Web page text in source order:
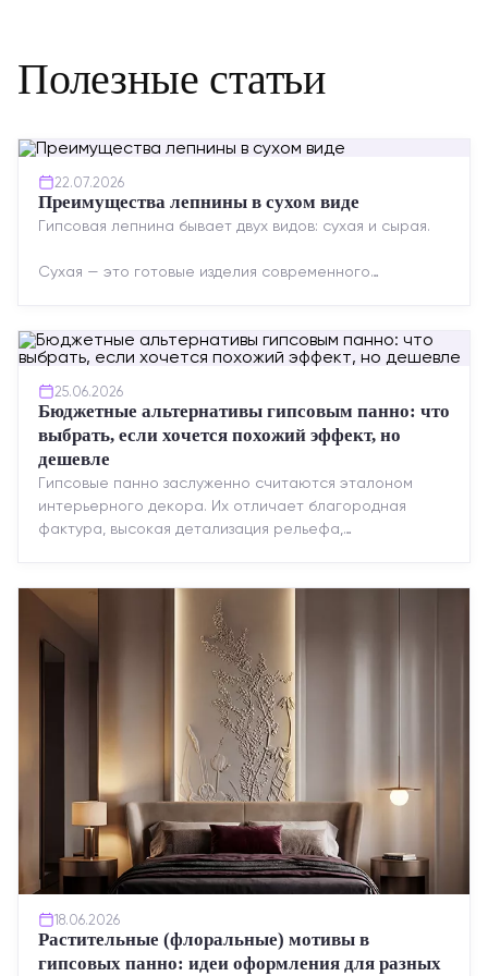
Полезные статьи
22.07.2026
Преимущества лепнины в сухом виде
Гипсовая лепнина бывает двух видов: сухая и сырая.
Сухая — это готовые изделия современного
25.06.2026
Бюджетные альтернативы гипсовым панно: что
выбрать, если хочется похожий эффект, но
дешевле
Гипсовые панно заслуженно считаются эталоном
интерьерного декора. Их отличает благородная
фактура, высокая детализация рельефа,
18.06.2026
Растительные (флоральные) мотивы в
гипсовых панно: идеи оформления для разных